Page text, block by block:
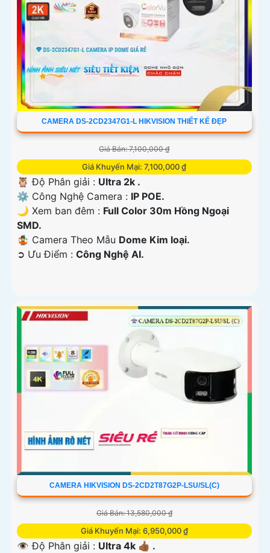
CAMERA DS-2CD2347G1-L HIKVISION THIẾT KẾ ĐẸP
Giá Bán: 7,100,000 ₫
Giá Khuyến Mại: 7,100,000 ₫
🦉 Độ Phân giải : Ultra 2k .
⚙ Công Nghệ Camera : IP POE.
🌙 Xem ban đêm : Full Color 30m Hồng Ngoại
SMD.
🤹 Camera Theo Mẫu Dome Kim loại.
️➲ Ưu Điểm : Công Nghệ AI.
CAMERA HIKVISION DS-2CD2T87G2P-LSU/SL(C)
Giá Bán: 13,580,000 ₫
Giá Khuyến Mại: 6,950,000 ₫
👁 Độ Phân giải : Ultra 4k 👍🏾 .